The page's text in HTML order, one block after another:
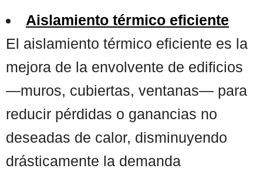
Aislamiento térmico eficiente
El aislamiento térmico eficiente es la
mejora de la envolvente de edificios
—muros, cubiertas, ventanas— para
reducir pérdidas o ganancias no
deseadas de calor, disminuyendo
drásticamente la demanda